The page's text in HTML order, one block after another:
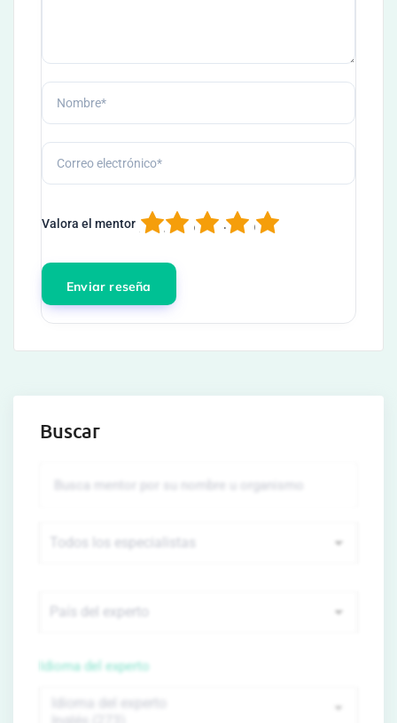
Valora el mentor 5
4
3
2
1
Buscar
Idioma del experto